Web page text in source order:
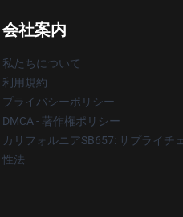
会社案内
私たちについて
利用規約
プライバシーポリシー
DMCA - 著作権ポリシー
カリフォルニアSB657: サプライチ
性法